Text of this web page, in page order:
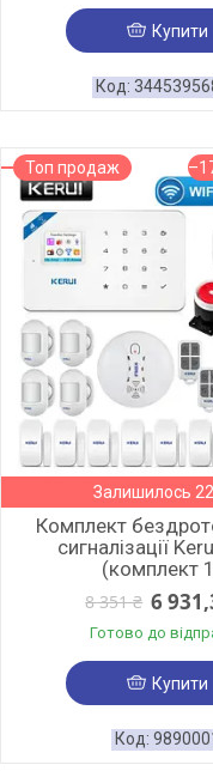
Купити
Топ продаж
Залишилось 22
Комплект
сигналізації
(комплект
8 351 ₴ 6
Готово до
Купити